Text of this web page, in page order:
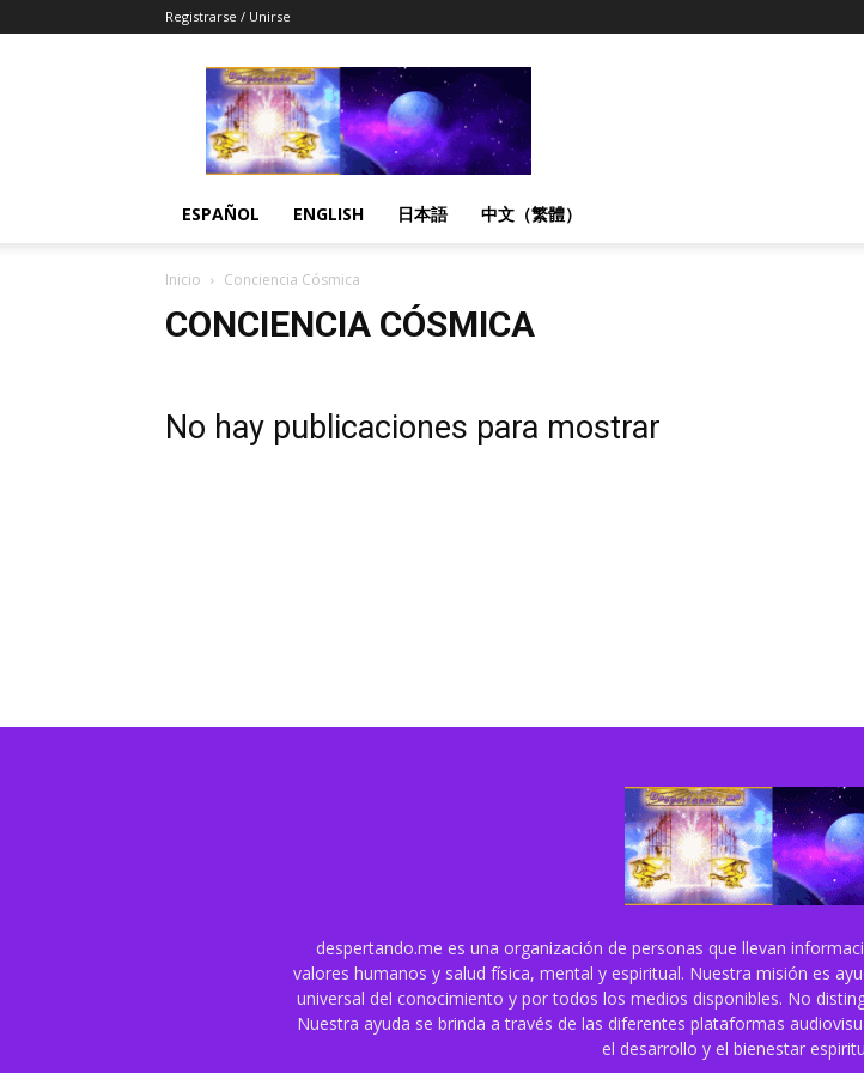
Registrarse / Unirse
Despertandome
Español
ESPAÑOL ENGLISH 日本語 中文（繁體）
Inicio Conciencia Cósmica
CONCIENCIA CÓSMICA
No hay publicaciones para mostrar
despertando.me es una organización de personas que llevan
valores humanos y salud física, mental y espiritual. Nuestra misión es
universal del conocimiento y por todos los medios disponibles. No
Nuestra ayuda se brinda a través de las diferentes plataformas
el desarrollo y el bienestar